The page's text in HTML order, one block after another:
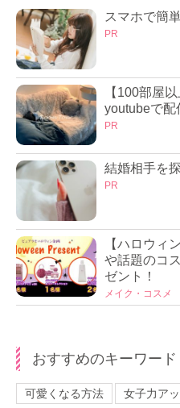
スマホで簡
PR
【100部屋
youtubeで
PR
結婚相手を
PR
【ハロウィ
や話題のコ
ゼント！
メイク・コスメ
おすすめのキーワード
可愛くなる方法 女子力ア